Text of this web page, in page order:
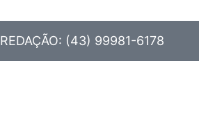
REDAÇÃO: (43) 99981-6178